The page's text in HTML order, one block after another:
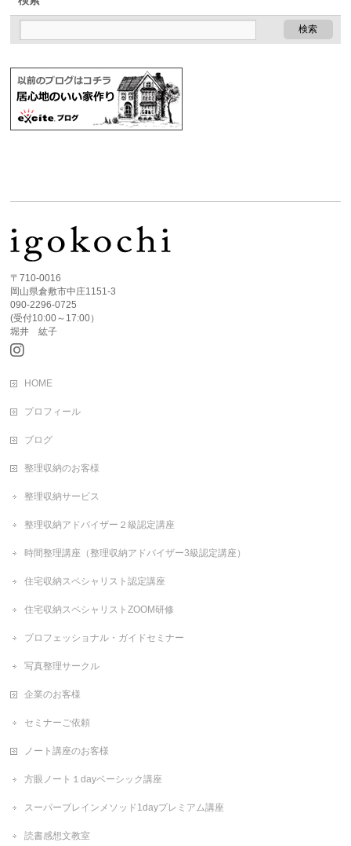
〒710-0016
岡山県倉敷市中庄1151-3
090-2296-0725
(受付10:00～17:00）
堀井 紘子
HOME
プロフィール
ブログ
整理収納のお客様
整理収納サービス
整理収納アドバイザー２級認定講座
時間整理講座（整理収納アドバイザー3級認定講座）
住宅収納スペシャリスト認定講座
住宅収納スペシャリストZOOM研修
プロフェッショナル・ガイドセミナー
写真整理サークル
企業のお客様
セミナーご依頼
ノート講座のお客様
方眼ノート１dayベーシック講座
スーパーブレインメソッド1dayプレミアム講座
読書感想文教室